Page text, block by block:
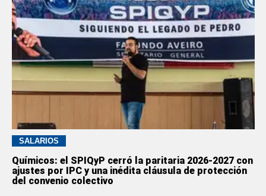
SALARIOS
Químicos: el SPIQyP cerró la paritaria 2026-2027 con
ajustes por IPC y una inédita cláusula de protección
del convenio colectivo